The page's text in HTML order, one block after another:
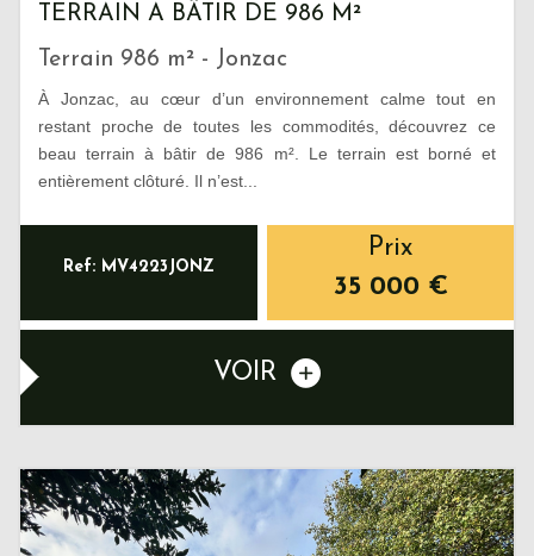
TERRAIN A BÂTIR DE 986 M²
Terrain 986 m² - Jonzac
À Jonzac, au cœur d’un environnement calme tout en
restant proche de toutes les commodités, découvrez ce
beau terrain à bâtir de 986 m². Le terrain est borné et
entièrement clôturé. Il n’est...
Ref: MV4223JONZ
Prix
35 000 €
VOIR